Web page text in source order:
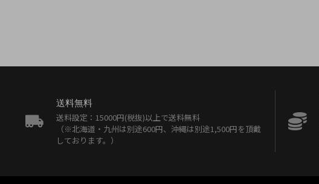
送料無料
送料設定：15000円(税抜)以上で送料無料
（※北海道・九州は別途600円、沖縄は別途1,500円を頂戴
しております。）